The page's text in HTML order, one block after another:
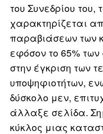
του Συνεδρίου του,
χαρακτηρίζεται
παραβιάσεων των
εφόσον το 65%
στην έγκριση των
υποψηφιοτήτων,
δύσκολο μεν,
άλλαξε σελίδα.
κύκλος μιας